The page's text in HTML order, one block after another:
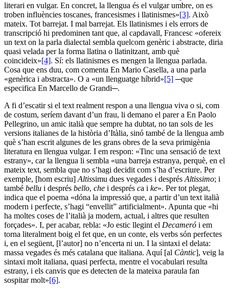
literari en vulgar. En concret, la llengua és el vulgar umbre, on es
troben influències toscanes, francesismes i llatinismes»[3]. Això
mateix. Tot barrejat. I mal barrejat. Els llatinismes i els errors de
transcripció hi predominen tant que, al capdavall, Francesc «ofereix
un text on la parla dialectal sembla quelcom genèric i abstracte, diria
quasi velada per la forma llatina o llatinitzant, amb què
coincideix»[4]. Sí: els llatinismes es mengen la llengua parlada.
Cosa que ens duu, com comenta En Mario Casella, a una parla
«genèrica i abstracta». O a «un llenguatge híbrid»[5] ─que
especifica En Marcello de Grandi─.
A fi d’escatir si el text realment respon a una llengua viva o si, com
de costum, seríem davant d’un frau, li demano el parer a En Paolo
Pellegrino, un amic italià que sempre ha dubtat, no tan sols de les
versions italianes de la història d’Itàlia, sinó també de la llengua amb
què s’han escrit algunes de les grans obres de la seva primigènia
literatura en llengua vulgar. I em respon: «Tinc una sensació de text
estrany», car la llengua li sembla «una barreja estranya, perquè, en el
mateix text, sembla que no s’hagi decidit com s’ha d’escriure. Per
exemple, [hom escriu] Altissimu dues vegades i després Altissimo; i
també bellu i després bello, che i després ca i ke». Per tot plegat,
indica que el poema «dóna la impressió que, a partir d’un text italià
modern i perfecte, s’hagi “envellit” artificialment». Apunta que «hi
ha moltes coses de l’italià ja modern, actual, i altres que resulten
forçades». I, per acabar, rebla: «Jo estic llegint el Decameró i em
torna literalment boig el fet que, en un conte, els verbs són perfectes
i, en el següent, [l’autor] no n’encerta ni un. I la sintaxi el delata:
massa vegades és més catalana que italiana. Aquí [al Càntic], veig la
sintaxi molt italiana, quasi perfecta, mentre el vocabulari resulta
estrany, i els canvis que es detecten de la mateixa paraula fan
sospitar molt»[6].